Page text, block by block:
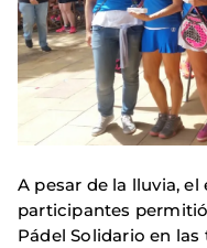
A pesar de la lluvia,
participantes
Pádel Solidario en